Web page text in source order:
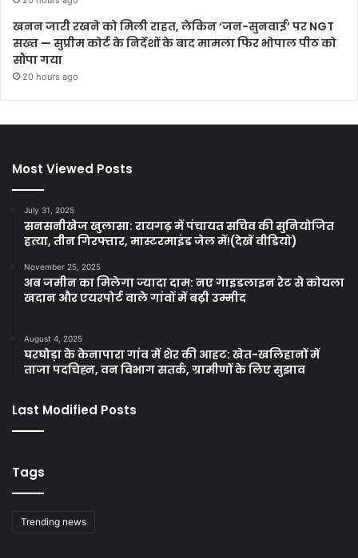
खनन जारी रखने को मिली राहत, लेकिन ‘जन-सुनवाई’ पर NGT
सख्त — सुप्रीम कोर्ट के निर्देशों के बाद मामला फिर भोपाल पीठ को
सौंपा गया
20 hours ago
Most Viewed Posts
July 31, 2025
सनसनीखेज खुलासा: रायगढ़ में पंचायत सचिव की सुनियोजित
हत्या, तीन गिरफ्तार, मास्टरमाइंड जेल में!(देखें वीडियो)
November 25, 2025
अब जमीन का मिलेगा ज्यादा दाम: नए गाइडलाइन रेट से कोयला
खदान और एयरपोर्ट वाले गांवों में बढ़ी उम्मीद
August 4, 2025
घरघोड़ा के केनापारा गांव में शेर की आहट: खेत-खलिहानों में
ताजा पदचिह्न, वन विभाग सतर्क, ग्रामीणों के लिए सुझाव
Last Modified Posts
Tags
Trending news